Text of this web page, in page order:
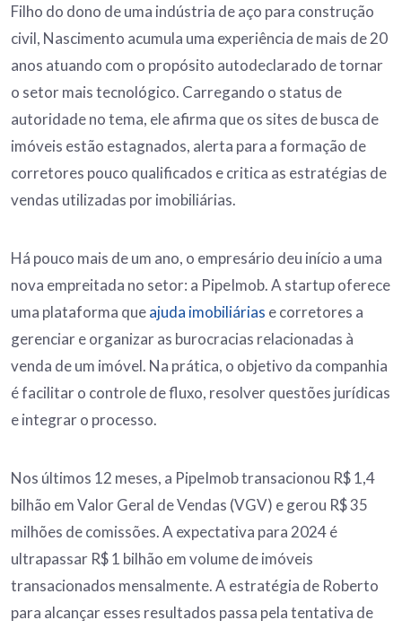
Filho do dono de uma indústria de aço para construção
civil, Nascimento acumula uma experiência de mais de 20
anos atuando com o propósito autodeclarado de tornar
o setor mais tecnológico. Carregando o status de
autoridade no tema, ele afirma que os sites de busca de
imóveis estão estagnados, alerta para a formação de
corretores pouco qualificados e critica as estratégias de
vendas utilizadas por imobiliárias.
Há pouco mais de um ano, o empresário deu início a uma
nova empreitada no setor: a PipeImob. A startup oferece
uma plataforma queajuda imobiliárias e corretores a
gerenciar e organizar as burocracias relacionadas à
venda de um imóvel. Na prática, o objetivo da companhia
é facilitar o controle de fluxo, resolver questões jurídicas
e integrar o processo.
Nos últimos 12 meses, a PipeImob transacionou R$ 1,4
bilhão em Valor Geral de Vendas (VGV) e gerou R$ 35
milhões de comissões. A expectativa para 2024 é
ultrapassar R$ 1 bilhão em volume de imóveis
transacionados mensalmente. A estratégia de Roberto
para alcançar esses resultados passa pela tentativa de